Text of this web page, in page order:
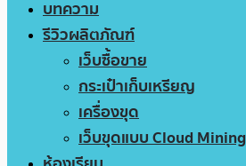
บทความ
รีวิวผลิตภัณฑ์
เว็บซื้อขาย
กระเป๋าเก็บเหรียญ
เครื่องขุด
เว็บขุดแบบ Cloud Mining